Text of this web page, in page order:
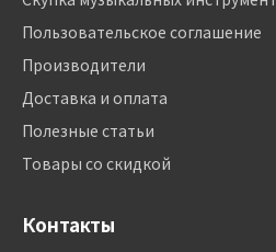
Пользовательское соглашение
Производители
Доставка и оплата
Полезные статьи
Товары со скидкой
Контакты